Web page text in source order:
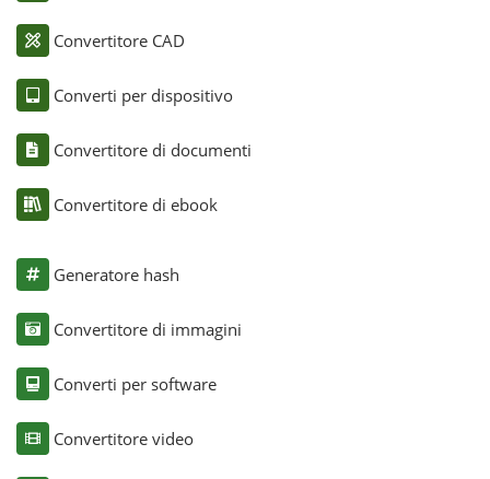
Convertitore CAD
Converti per dispositivo
Convertitore di documenti
Convertitore di ebook
Generatore hash
Convertitore di immagini
Converti per software
Convertitore video